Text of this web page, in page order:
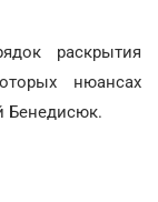
раскрытия
нюансах
Бенедисюк.